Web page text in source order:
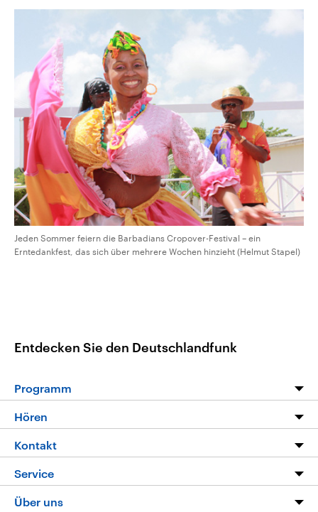
Jeden Sommer feiern die Barbadians Cropover-Festival – ein
Erntedankfest, das sich über mehrere Wochen hinzieht (Helmut Stapel)
Entdecken Sie den Deutschlandfunk
Programm
Programm
Die Nachrichten
Nachrichtenleicht
Neue Beiträge auf dlf.de
Hören
Livestream
Podcasts
Deutschlandfunk App
Kontakt
Hörerservice
Service
FAQ
Über uns